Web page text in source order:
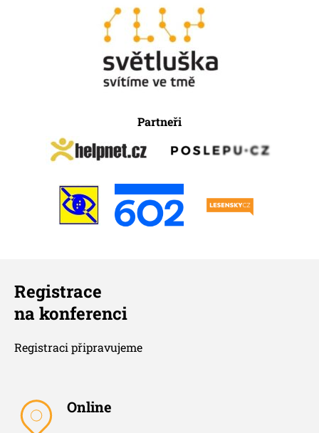
Partneři
Registrace
na konferenci
Registraci připravujeme
Online